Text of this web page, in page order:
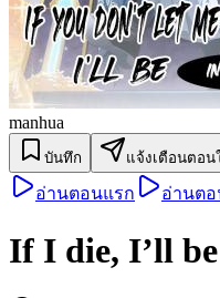
manhua
บันทึก แจ้งเตือนตอน
อ่านตอนแรก อ่านต
If I die, I’ll